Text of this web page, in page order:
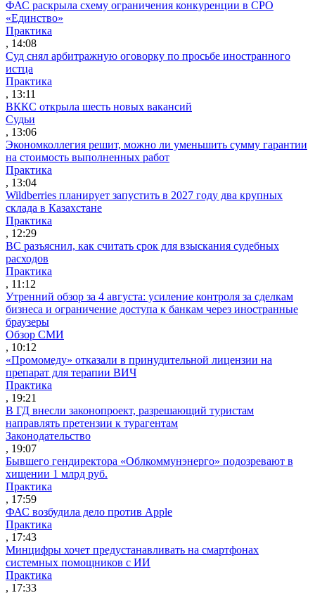
ФАС раскрыла схему ограничения конкуренции в СРО
«Единство»
Практика
, 14:08
Суд снял арбитражную оговорку по просьбе иностранного
истца
Практика
, 13:11
ВККС открыла шесть новых вакансий
Судьи
, 13:06
Экономколлегия решит, можно ли уменьшить сумму гарантии
на стоимость выполненных работ
Практика
, 13:04
Wildberries планирует запустить в 2027 году два крупных
склада в Казахстане
Практика
, 12:29
ВС разъяснил, как считать срок для взыскания судебных
расходов
Практика
, 11:12
Утренний обзор за 4 августа: усиление контроля за сделкам
бизнеса и ограничение доступа к банкам через иностранные
браузеры
Обзор СМИ
, 10:12
«Промомеду» отказали в принудительной лицензии на
препарат для терапии ВИЧ
Практика
, 19:21
В ГД внесли законопроект, разрешающий туристам
направлять претензии к турагентам
Законодательство
, 19:07
Бывшего гендиректора «Облкоммунэнерго» подозревают в
хищении 1 млрд руб.
Практика
, 17:59
ФАС возбудила дело против Apple
Практика
, 17:43
Минцифры хочет предустанавливать на смартфонах
системных помощников с ИИ
Практика
, 17:33